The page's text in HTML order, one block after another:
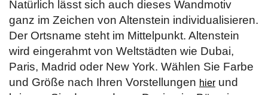
Natürlich lässt sich auch dieses Wandmotiv
ganz im Zeichen von Altenstein individualisieren.
Der Ortsname steht im Mittelpunkt. Altenstein
wird eingerahmt von Weltstädten wie Dubai,
Paris, Madrid oder New York. Wählen Sie Farbe
und Größe nach Ihren Vorstellungen hier und